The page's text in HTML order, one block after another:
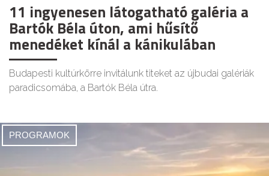
11 ingyenesen látogatható galéria a
Bartók Béla úton, ami hűsítő
menedéket kínál a kánikulában
Budapesti kultúrkörre invitálunk titeket az újbudai galériák
paradicsomába, a Bartók Béla útra.
PROGRAMOK